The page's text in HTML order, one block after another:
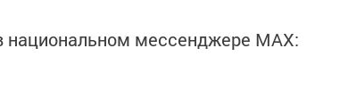
национальном мессенджере MАХ: